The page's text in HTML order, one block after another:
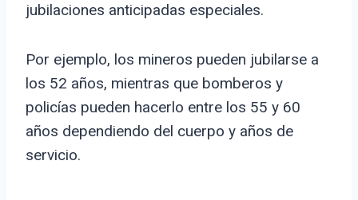
jubilaciones anticipadas especiales.
Por ejemplo, los mineros pueden jubilarse a
los 52 años, mientras que bomberos y
policías pueden hacerlo entre los 55 y 60
años dependiendo del cuerpo y años de
servicio.